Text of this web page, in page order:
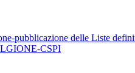
pubblicazione delle Liste
CSPI